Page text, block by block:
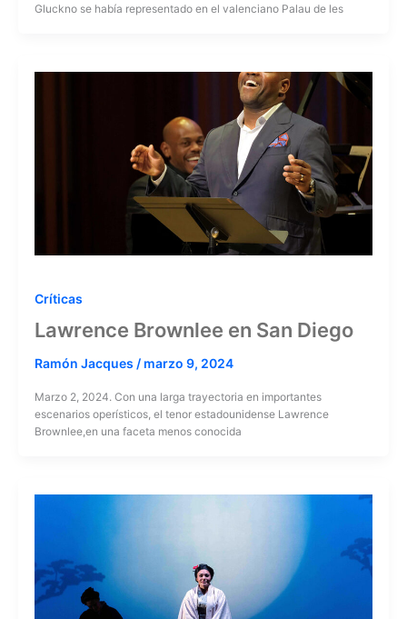
Gluckno se había representado en el valenciano Palau de les
Críticas
Lawrence Brownlee en San Diego
Ramón Jacques / marzo 9, 2024
Marzo 2, 2024. Con una larga trayectoria en importantes
escenarios operísticos, el tenor estadounidense Lawrence
Brownlee,en una faceta menos conocida